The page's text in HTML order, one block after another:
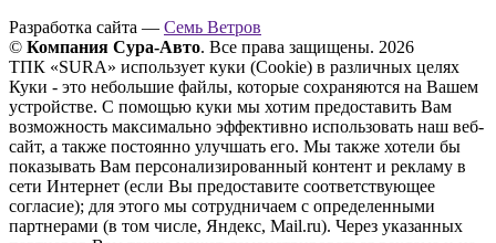
Разработка сайта — Семь Ветров
© Компания Сура-Авто. Все права защищены. 2026
ТПК «SURA» использует куки (Cookie) в различных целях
Куки - это небольшие файлы, которые сохраняются на Вашем
устройстве. С помощью куки мы хотим предоставить Вам
возможность максимально эффективно использовать наш веб-
сайт, а также постоянно улучшать его. Мы также хотели бы
показывать Вам персонализированный контент и рекламу в
сети Интернет (если Вы предоставите соответствующее
согласие); для этого мы сотрудничаем с определенными
партнерами (в том числе, Яндекс, Mail.ru). Через указанных